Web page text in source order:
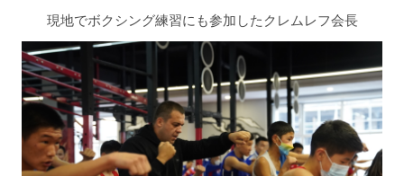
現地でボクシング練習にも参加したクレムレフ会長